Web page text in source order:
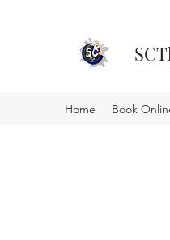
Home Book